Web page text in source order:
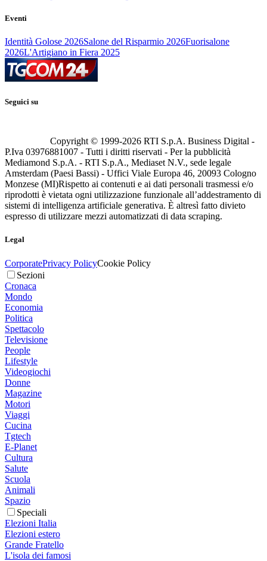
Eventi
Identità Golose 2026Salone del Risparmio 2026Fuorisalone
2026L'Artigiano in Fiera 2025
Seguici su
Copyright © 1999-2026 RTI S.p.A. Business Digital -
P.Iva 03976881007 - Tutti i diritti riservati - Per la pubblicità
Mediamond S.p.A. - RTI S.p.A., Mediaset N.V., sede legale
Amsterdam (Paesi Bassi) - Uffici Viale Europa 46, 20093 Cologno
Monzese (MI)Rispetto ai contenuti e ai dati personali trasmessi e/o
riprodotti è vietata ogni utilizzazione funzionale all’addestramento di
sistemi di intelligenza artificiale generativa. È altresì fatto divieto
espresso di utilizzare mezzi automatizzati di data scraping.
Legal
CorporatePrivacy PolicyCookie Policy
Sezioni
Cronaca
Mondo
Economia
Politica
Spettacolo
Televisione
People
Lifestyle
Videogiochi
Donne
Magazine
Motori
Viaggi
Cucina
Tgtech
E-Planet
Cultura
Salute
Scuola
Animali
Spazio
Speciali
Elezioni Italia
Elezioni estero
Grande Fratello
L'isola dei famosi